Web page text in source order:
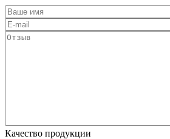
Качество продукции